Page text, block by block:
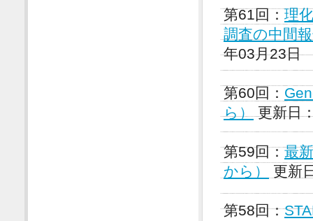
第61回：理
調査の中間
年03月23日
第60回：
ら）更新日
第59回：最
から）
更新
第58回：